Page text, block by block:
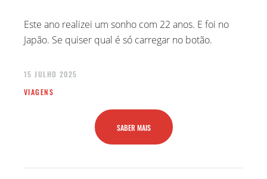
Este ano realizei um sonho com 22 anos. E foi no
Japão. Se quiser qual é só carregar no botão.
15 JULHO 2025
VIAGENS
SABER MAIS